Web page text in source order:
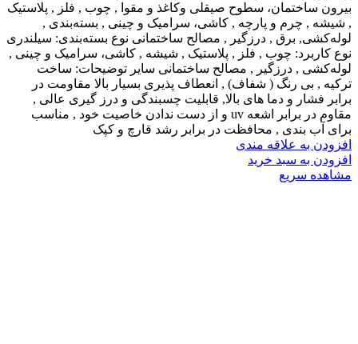
بیرون ساختمان، سطوح صیقلی وکاغذ و مقوا , چوب , فلز , پلاستیک
, شیشه , چرم و پارچه , کاشی، سرامیک و چینی , بسته‌بندی ,
لوله‌کشی, برق , درزگیر , مصالح ساختمانی نوع بسته‌بندی: سیلندری
نوع کاربرد: چوب , فلز , پلاستیک , شیشه , کاشی، سرامیک و چینی ,
لوله‌کشی , درزگیر , مصالح ساختمانی سایر توضیحات: ساخت
ترکیه , بی رنگ ( شفاف) , انعطاف پذیری بسیار بالا مقاومت در
برابر فشار و دما های بالا, قابلیت چسبندگی و درز گیری عالی ,
مقاوم در برابر اشعه uv و از دست ندادن خاصیت خود , مناسب
برای آب بندی , محافظت در برابر رشد قارچ و کپک
افزودن به علاقه مندی
افزودن به سبد خرید
مشاهده سریع